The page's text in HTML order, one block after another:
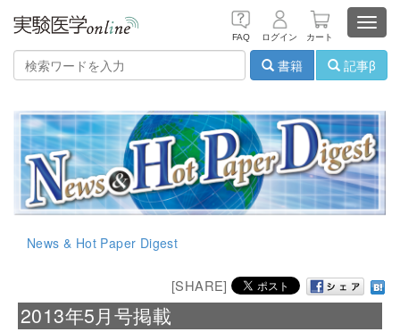
FAQ ログイン カート
書籍
記事β
News & Hot Paper Digest
[SHARE]
2013年5月号掲載